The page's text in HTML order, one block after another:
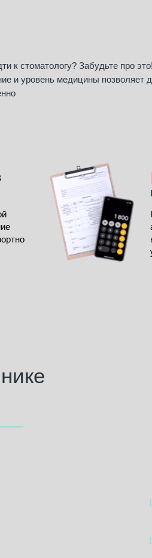
к стоматологу? Забудьте про
и уровень медицины позволяет